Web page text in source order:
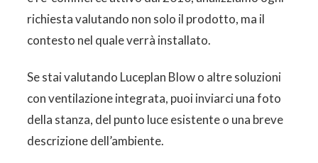
richiesta valutando non solo il prodotto, ma il
contesto nel quale verrà installato.
Se stai valutando Luceplan Blow o altre soluzioni
con ventilazione integrata, puoi inviarci una foto
della stanza, del punto luce esistente o una breve
descrizione dell’ambiente.